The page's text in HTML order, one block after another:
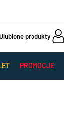
Ulubione produkty
PROMOCJE